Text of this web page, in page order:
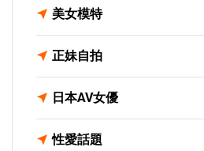
美女模特
正妹自拍
日本AV女優
性愛話題